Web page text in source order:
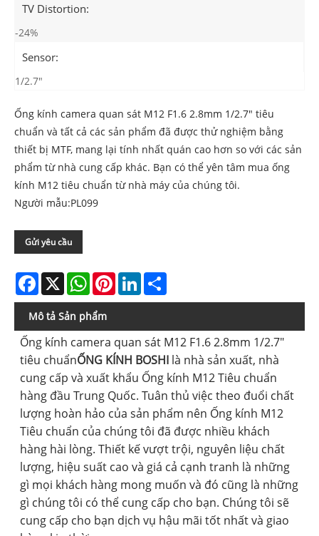
TV Distortion:
-24%
Sensor:
1/2.7"
Ống kính camera quan sát M12 F1.6 2.8mm 1/2.7" tiêu
chuẩn và tất cả các sản phẩm đã được thử nghiệm bằng
thiết bị MTF, mang lại tính nhất quán cao hơn so với các sản
phẩm từ nhà cung cấp khác. Bạn có thể yên tâm mua ống
kính M12 tiêu chuẩn từ nhà máy của chúng tôi.
Người mẫu:PL099
Gửi yêu cầu
Facebook
X WhatsAppPinterestLinkedIn
Mô tả Sản phẩm
Ống kính camera quan sát M12 F1.6 2.8mm 1/2.7"
tiêu chuẩnỐNG KÍNH BOSHI là nhà sản xuất, nhà
cung cấp và xuất khẩu Ống kính M12 Tiêu chuẩn
hàng đầu Trung Quốc. Tuân thủ việc theo đuổi chất
lượng hoàn hảo của sản phẩm nên Ống kính M12
Tiêu chuẩn của chúng tôi đã được nhiều khách
hàng hài lòng. Thiết kế vượt trội, nguyên liệu chất
lượng, hiệu suất cao và giá cả cạnh tranh là những
gì mọi khách hàng mong muốn và đó cũng là những
gì chúng tôi có thể cung cấp cho bạn. Chúng tôi sẽ
cung cấp cho bạn dịch vụ hậu mãi tốt nhất và giao